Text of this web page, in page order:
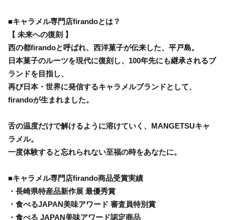
■キャラメル専門店firandoとは？
【 未来への復刻 】
西の都firandoと呼ばれ、西洋菓子が伝来した、平戸島。
日本菓子のルーツを現代に復刻し、100年先にも継承されるブ
ランドを目指し、
再び日本・世界に発信するキャラメルブランドとして、
firandoが生まれました。
舌の温度だけで解けるように溶けていく、MANGETSUキャ
ラメル。
一度体験すると忘れられない至福の時をあなたに。
■キャラメル専門店firando商品受賞実績
・長崎県特産品新作展 最優秀賞
・食べるJAPAN美味アワード 審査員特別賞
・食べる JAPAN美味アワード認定商品